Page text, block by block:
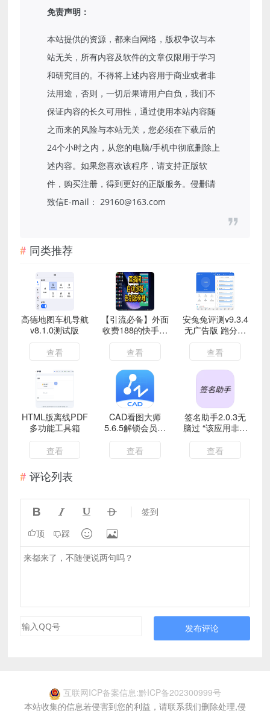
免责声明：
本站提供的资源，都来自网络，版权争议与本
站无关，所有内容及软件的文章仅限用于学习
和研究目的。不得将上述内容用于商业或者非
法用途，否则，一切后果请用户自负，我们不
保证内容的长久可用性，通过使用本站内容随
之而来的风险与本站无关，您必须在下载后的
24个小时之内，从您的电脑/手机中彻底删除上
述内容。如果您喜欢该程序，请支持正版软
件，购买注册，得到更好的正版服务。侵删请
致信E-mail： 29160@163.com
同类推荐
高德地图车机导航
v8.1.0测试版
查看
【引流必备】外面
收费188的快手直
播间互粉助手(自
动涨粉助手+详细
教程)
查看
安兔兔评测v9.3.4
无广告版 跑分软
件
查看
HTML版离线PDF
多功能工具箱
查看
CAD看图大师
5.6.5解锁会员手
机上的CAD
查看
签名助手2.0.3无
脑过 “该应用非官
方正版应用”
查看
评论列表
    签到
顶 踩  
发布评论
互联网ICP备案信息:黔ICP备202300999号
本站收集的信息若侵害到您的利益，请联系我们删除处理,侵